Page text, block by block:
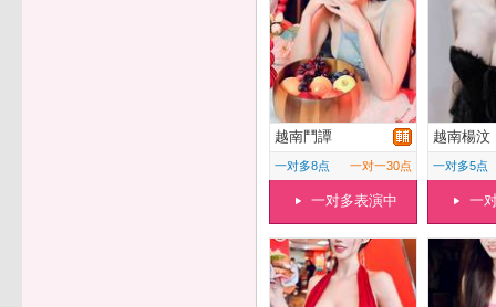
越南鬥譚
一对多8点 一对一30点
一对多表演中
越南楊汶
一对多5点
一